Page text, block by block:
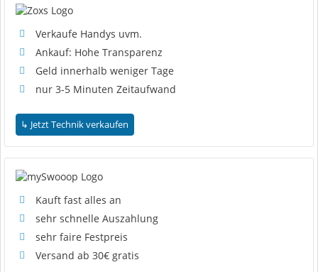
Verkaufe Handys uvm.
Ankauf: Hohe Transparenz
Geld innerhalb weniger Tage
nur 3-5 Minuten Zeitaufwand
Kauft fast alles an
sehr schnelle Auszahlung
sehr faire Festpreis
Versand ab 30€ gratis